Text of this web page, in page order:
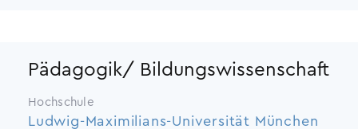
Pädagogik/ Bildungswissenschaft
Hochschule
Ludwig-Maximilians-Universität München